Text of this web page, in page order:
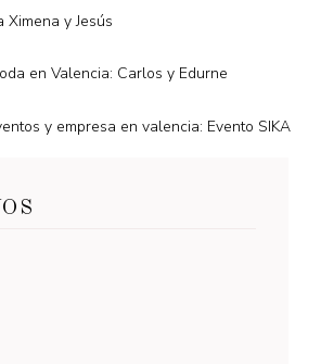
Ximena y Jesús
en Valencia: Carlos y Edurne
y empresa en valencia: Evento SIKA